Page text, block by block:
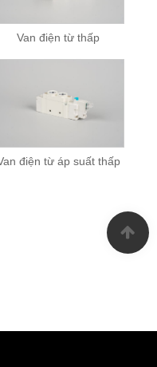
Van điện từ thấp
điện từ áp suất thấp